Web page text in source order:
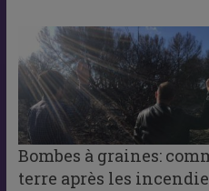
Bombes à graines:
terre après les